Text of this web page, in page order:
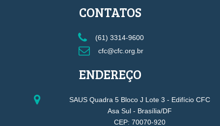
CONTATOS
(61) 3314-9600
cfc@cfc.org.br
ENDEREÇO
SAUS Quadra 5 Bloco J Lote 3 - Edifício CFC
Asa Sul - Brasília/DF
CEP: 70070-920